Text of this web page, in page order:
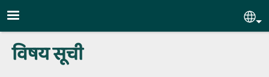
Skip to main content
विषय सूची